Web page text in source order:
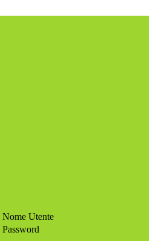
Nome Utente
Password